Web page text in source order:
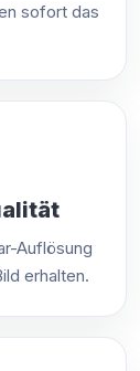
sofort das
Auflösung
erhalten.